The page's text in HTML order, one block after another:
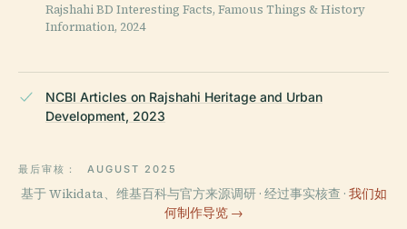
Rajshahi BD Interesting Facts, Famous Things & History
Information, 2024
NCBI Articles on Rajshahi Heritage and Urban
Development, 2023
最后审核： AUGUST 2025
基于 Wikidata、维基百科与官方来源调研 · 经过事实核查 · 我们如
何制作导览 →